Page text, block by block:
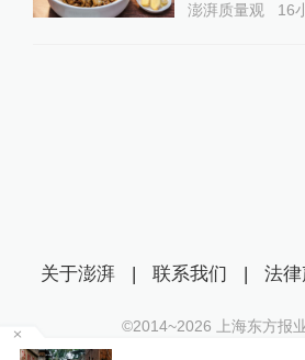
澎湃质量观 16
关于澎湃 | 联系我们 | 法律
©2014~2026 上海东方报
沪ICP证：沪B2-20170116 | 沪